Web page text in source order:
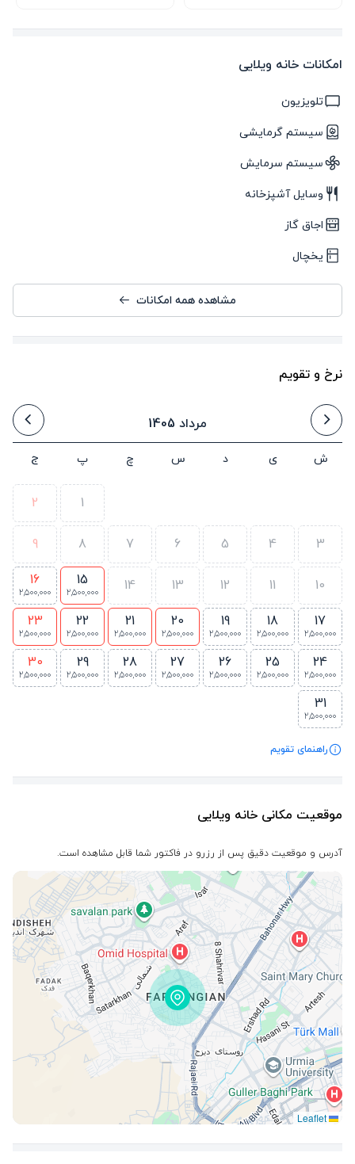
امکانات خانه ویلایی
تلویزیون
سیستم گرمایشی
سیستم سرمایش
وسایل آشپزخانه
اجاق گاز
یخچال
مشاهده همه امکانات
نرخ و تقویم
مرداد 1405
ش ی د س چ پ ج
1
2
3
4
5
6
7
8
9
10
11
12
13
14
15
2,500,000
16
2,500,000
17
2,500,000
18
2,500,000
19
2,500,000
20
2,500,000
21
2,500,000
22
2,500,000
23
2,500,000
24
2,500,000
25
2,500,000
26
2,500,000
27
2,500,000
28
2,500,000
29
2,500,000
30
2,500,000
31
2,500,000
راهنمای تقویم
موقعیت مکانی خانه ویلایی
آدرس و موقعیت دقیق پس از رزرو در فاکتور شما قابل مشاهده است.